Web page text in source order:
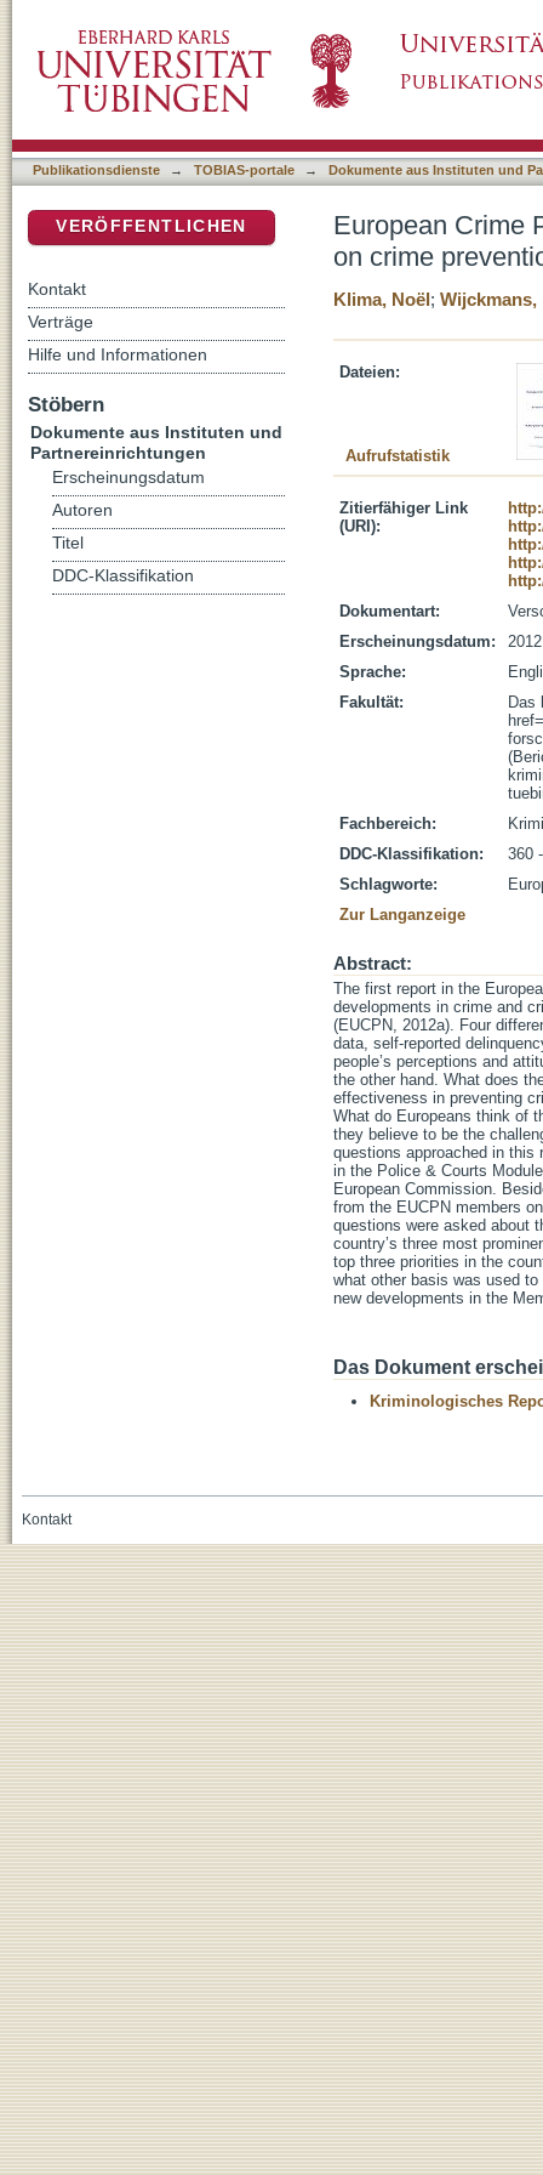
Europe
Publikationsdienste → TOBIAS-portale → Dokumente aus Instituten und
European Crime
on crime
Klima, Noël; Wijckmans,
Dateien:
Aufrufstatistik
Zitierfähiger Link
(URI):
Dokumentart:
Erscheinungsdatum:
2012
Sprache:
Fakultät:
Das
Fachbereich:
DDC-Klassifikation:
360
Schlagworte:
Zur Langanzeige
Abstract:
The first report in the
developments in crime and
(EUCPN, 2012a). Four
data, self-reported
people’s perceptions and
the other hand. What does
effectiveness in preventing
What do Europeans think of
they believe to be the
questions approached in this
in the Police & Courts
European Commission.
from the EUCPN members
questions were asked about
country’s three most
top three priorities in the
what other basis was used
new developments in the
Das Dokument
Kriminologisches
VERÖFFENTLICHEN
Kontakt
Verträge
Hilfe und Informationen
Stöbern
Dokumente aus Instituten und
Partnereinrichtungen
Erscheinungsdatum
Autoren
Titel
DDC-Klassifikation
Kontakt